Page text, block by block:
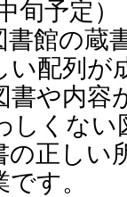
旬予定）
館の蔵
い配列が
書や内容
しくない
の正しい
す。